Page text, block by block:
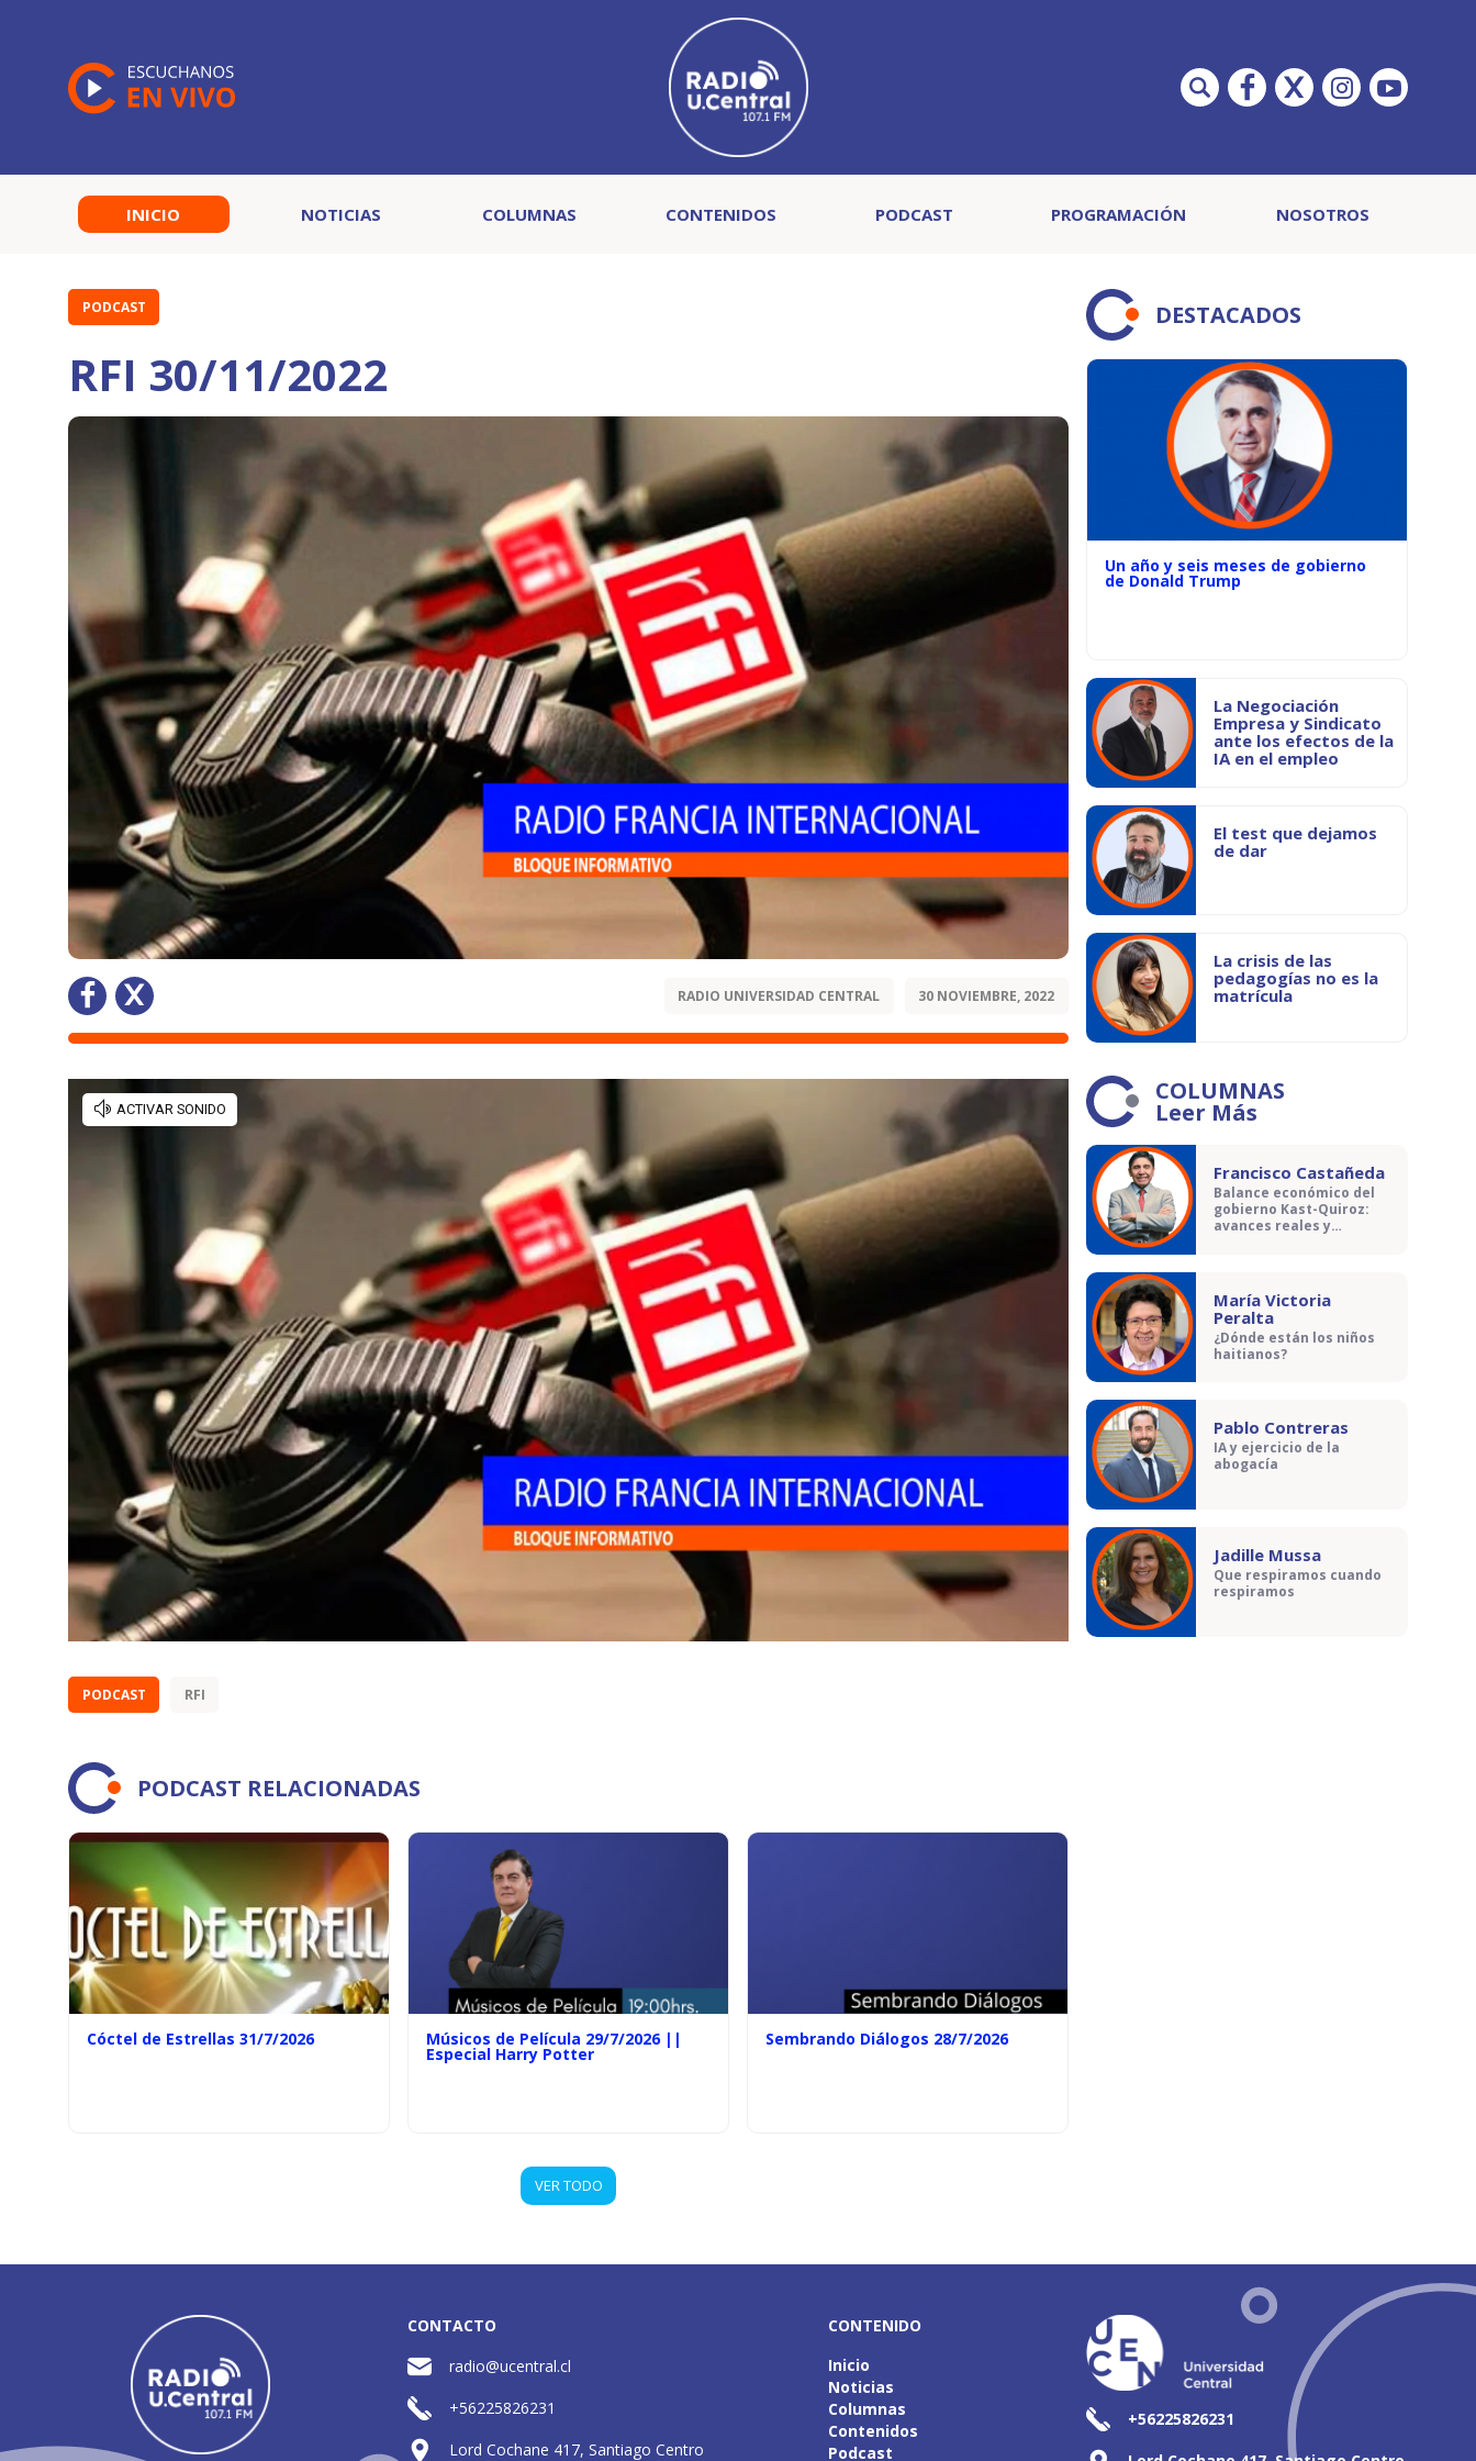
INICIO NOTICIAS COLUMNAS CONTENIDOS PODCAST PROGRAMACIÓN NOSOTROS
PODCAST
RFI 30/11/2022
RADIO UNIVERSIDAD CENTRAL 30 NOVIEMBRE, 2022
PODCAST RFI
PODCAST RELACIONADAS
Cóctel de Estrellas 31/7/2026 Músicos de Película 29/7/2026 ||
Especial Harry Potter
Sembrando Diálogos 28/7/2026
VER TODO
DESTACADOS
Un año y seis meses de gobierno
de Donald Trump
La Negociación
Empresa y Sindicato
ante los efectos de la
IA en el empleo
El test que dejamos
de dar
La crisis de las
pedagogías no es la
matrícula
COLUMNAS
Leer Más
Francisco Castañeda
Balance económico del
gobierno Kast-Quiroz:
avances reales y
María Victoria
Peralta
¿Dónde están los niños
haitianos?
Pablo Contreras
IA y ejercicio de la
abogacía
Jadille Mussa
Que respiramos cuando
respiramos
CONTACTO
radio@ucentral.cl
+56225826231
Lord Cochane 417, Santiago Centro
CONTENIDO
Inicio
Noticias
Columnas
Contenidos
Podcast
+56225826231